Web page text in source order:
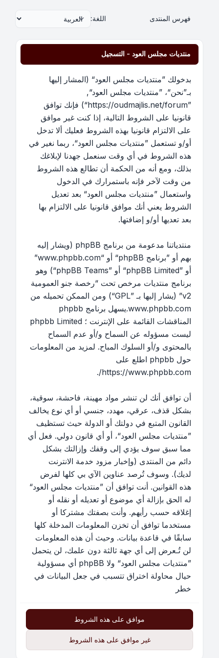
فهرس المنتدى اللغة:
منتديات مجلس العود - التسجيل
بدخولك ”منتديات مجلس العود“ (المشار إليها
بـ”نحن“، ”منتديات مجلس العود“,
”https://oudmajlis.net/forum“) فإنك توافق
قانونيا على الشروط التالية، إذا كنت غير موافق
على الالتزام قانونيا بهذه الشروط فعليك ألا تدخل
أو/و تستعمل ”منتديات مجلس العود“، ربما نغير في
هذه الشروط في أي وقت سنعمل جهدنا لإبلاغك
بذلك، ومع أنه من الحكمة أن تطالع هذه الشروط
من وقت لآخر فإنه باستمرارك في الدخول
واستعمال ”منتديات مجلس العود“ بعد تعديل
الشروط يعني أنك موافق قانونيا على الالتزام بها
بعد تعديها أو/و إضافتها.
منتدياتنا مدعومة من برنامج phpBB (ويشار إليه
بهم أو ”برنامج phpBB“ أو “www.phpbb.com”
أو ”phpBB Limited“ أو ”phpBB Teams“) وهو
برنامج منتديات مرخص تحت “رخصة جنو العمومية
v2” (يشار إليها بـ ”GPL“) ومن الممكن تحميله من
www.phpbb.com
.يسهل برنامج phpbb
المناقشات القائمة على الإنترنت ؛ phpbb Limited
ليست مسؤوله عن السماح و/أو عدم السماح
بالمحتوى و/أو السلوك المباح. لمزيد من المعلومات
حول phpbb اطلع على
https://www.phpbb.com/
.
أن توافق أنك لن تنشر مواد مهينة، فاحشة، سوقية،
بشكل قذف، عرقي، مهدد، جنسي أو أي نوع يخالف
القانون المتبع في دولتك أو الدولة حيث تستظيف
”منتديات مجلس العود“، أو أي قانون دولي. فعل أي
مما سبق سوف يؤدي إلى وقفك وإزالتك بشكل
دائم من المنتدى (وإخبار مزود خدمة الانترنت
لديك). وسوف تُرصد عناوين الآي بي كلها لفرض
هذه القوانين. أنت توافق أن ”منتديات مجلس العود“
له الحق بإزالة أي موضوع أو تعديله أو نقله أو
إغلاقه حسب رأيهم. وأنت بصفتك مشتركا أو
مستخدما توافق أن تخزن المعلومات المدخلة كلها
سابقًا في قاعدة بيانات. وحيث أن هذه المعلومات
لن تُـعرض إلى أي جهة ثالثة دون علمك، لن يتحمل
”منتديات مجلس العود“ ولا phpBB أي مسؤولية
حيال محاولة اختراق تتسبب في جعل البيانات في
خطر
موافق على هذه الشروط
غير موافق على هذه الشروط